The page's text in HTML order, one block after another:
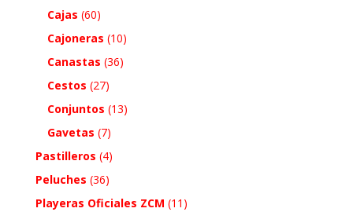
Cajas (60)
Cajoneras (10)
Canastas (36)
Cestos (27)
Conjuntos (13)
Gavetas (7)
Pastilleros (4)
Peluches (36)
Playeras Oficiales ZCM (11)